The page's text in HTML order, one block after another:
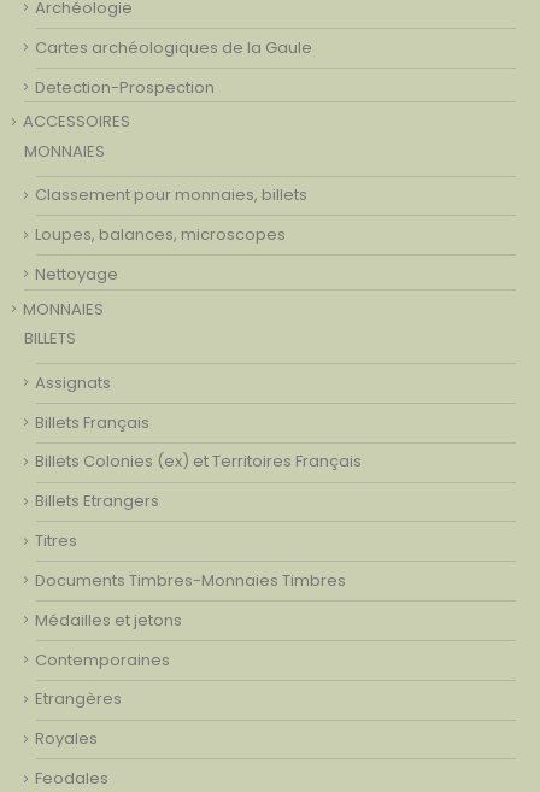
Archéologie
Cartes archéologiques de la Gaule
Detection-Prospection
ACCESSOIRES
MONNAIES
Classement pour monnaies, billets
Loupes, balances, microscopes
Nettoyage
MONNAIES
BILLETS
Assignats
Billets Français
Billets Colonies (ex) et Territoires Français
Billets Etrangers
Titres
Documents Timbres-Monnaies Timbres
Médailles et jetons
Contemporaines
Etrangères
Royales
Feodales